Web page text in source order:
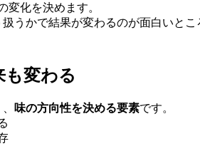
変化を決めます。
うかで結果が変わるのが面白いとこ
も変わる
味の方向性を決める要素です。